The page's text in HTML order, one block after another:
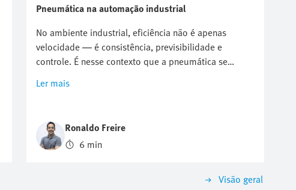
Pneumática na automação industrial
No ambiente industrial, eficiência não é apenas
velocidade — é consistência, previsibilidade e
controle. É nesse contexto que a pneumática se
na automação.
Ler mais
Ronaldo Freire
6 min
Visão geral